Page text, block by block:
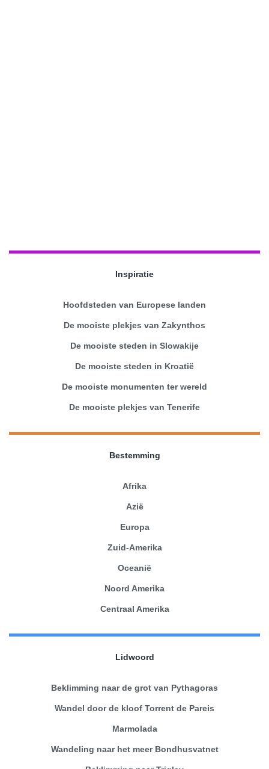
Inspiratie
Hoofdsteden van Europese landen
De mooiste plekjes van Zakynthos
De mooiste steden in Slowakije
De mooiste steden in Kroatië
De mooiste monumenten ter wereld
De mooiste plekjes van Tenerife
Bestemming
Afrika
Azië
Europa
Zuid-Amerika
Oceanië
Noord Amerika
Centraal Amerika
Lidwoord
Beklimming naar de grot van Pythagoras
Wandel door de kloof Torrent de Pareis
Marmolada
Wandeling naar het meer Bondhusvatnet